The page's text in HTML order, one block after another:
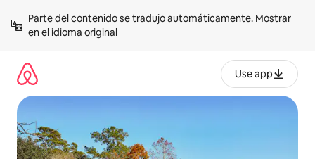
contenido
Parte del contenido se tradujo automáticamente. Mostrar
en el idioma original
Use app